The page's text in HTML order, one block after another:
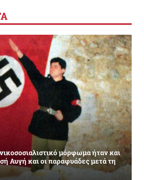
μόρφωμα ήταν και
Αυγή και οι παραφυάδες μετά τη